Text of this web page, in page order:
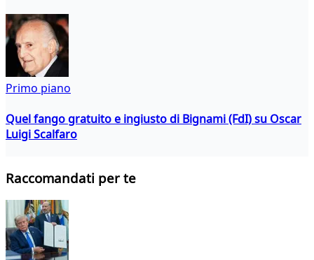
Primo piano
Quel fango gratuito e ingiusto di Bignami (FdI) su Oscar
Luigi Scalfaro
Raccomandati per te